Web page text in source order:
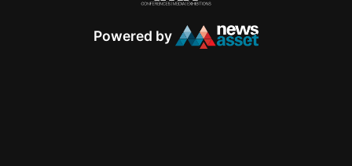
Powered by